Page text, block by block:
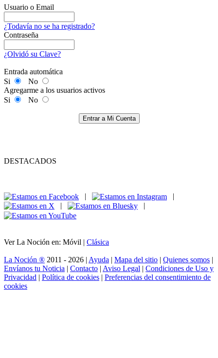
Usuario o Email
¿Todavía no se ha registrado?
Contraseña
¿Olvidó su Clave?
Entrada automática
Si
No
Agregarme a los usuarios activos
Si
No
Entrar a Mi Cuenta
DESTACADOS
|
|
|
|
Ver La Noción en: Móvil | Clásica
La Noción ® 2011 - 2026 | Ayuda | Mapa del sitio | Quienes somos |
Envíanos tu Noticia | Contacto | Aviso Legal | Condiciones de Uso y
Privacidad | Política de cookies | Preferencias del consentimiento de
cookies